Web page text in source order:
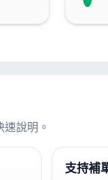
說明。
支持補